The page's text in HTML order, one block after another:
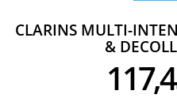
CLARINS MULTI-
&